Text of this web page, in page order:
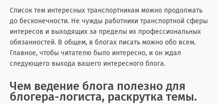
Список тем интересных транспортникам можно продолжать
до бесконечности. Не чужды работники транспортной сферы
интересов и выходящих за пределы их профессиональных
обязанностей. В общем, в блогах писать можно обо всем.
Главное, чтобы читателю было интересно, и он ждал
следующего выхода вашего интересного блога.
Чем ведение блога полезно для
блогера-логиста, раскрутка темы.